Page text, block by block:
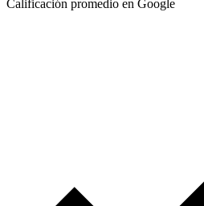
Calificación promedio en Google